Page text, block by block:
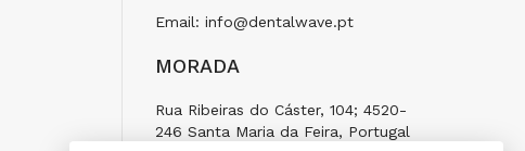
Email: info@dentalwave.pt
MORADA
Rua Ribeiras do Cáster, 104; 4520-
246 Santa Maria da Feira, Portugal